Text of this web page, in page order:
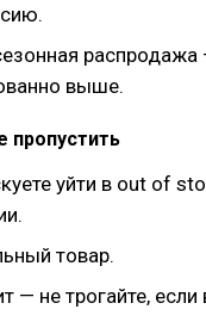
распродажа
выше.
пропустить
уйти в out of
товар.
— не трогайте, если